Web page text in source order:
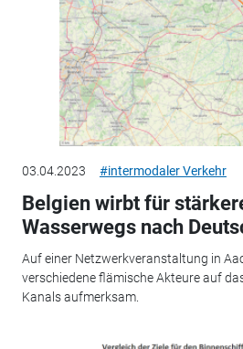
03.04.2023 #intermodaler Verkehr
Belgien wirbt für
Wasserwegs nach
Auf einer Netzwerkveranstaltung in
verschiedene flämische Akteure auf
Kanals aufmerksam.